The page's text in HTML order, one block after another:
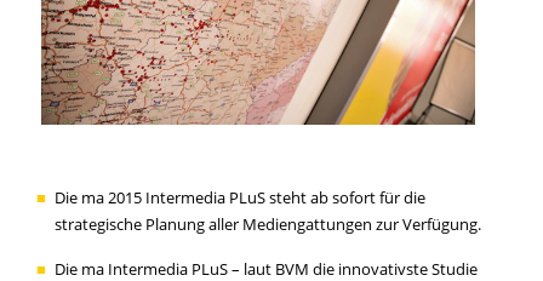
Die ma 2015 Intermedia PLuS steht ab sofort für die
strategische Planung aller Mediengattungen zur Verfügung.
Die ma Intermedia PLuS – laut BVM die innovativste Studie